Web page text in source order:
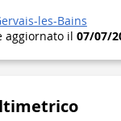
les-Bains
aggiornato il 07/07/